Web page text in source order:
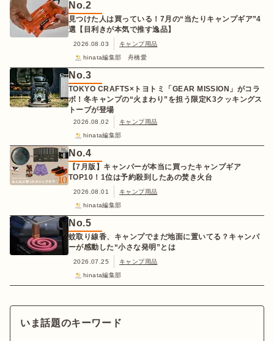
No.2
見つけた人は買っている！7月の“当たりキャンプギア”4
選【目利きが本気で推す逸品】
2026.08.03
キャンプ用品
hinata編集部 舟橋愛
No.3
TOKYO CRAFTS×トヨトミ「GEAR MISSION」がコラ
ボ！冬キャンプの“火まわり”を担う限定K3クッキングス
トーブが登場
2026.08.02
キャンプ用品
hinata編集部
No.4
【7月版】キャンパーが本当に買ったキャンプギア
TOP10！1位は予約殺到したあの焚き火台
2026.08.01
キャンプ用品
hinata編集部
No.5
蚊取り線香、キャンプでまだ地面に置いてる？キャンパ
ーが感動した“小さな発明”とは
2026.07.25
キャンプ用品
hinata編集部
いま話題のキーワード